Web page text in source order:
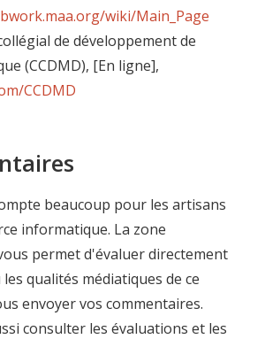
wiki/Main_Page
de développement de
(CCDMD), [En ligne],
CCDMD
beaucoup pour les artisans
informatique. La zone
permet d'évaluer directement
qualités médiatiques de ce
envoyer vos commentaires.
consulter les évaluations et les